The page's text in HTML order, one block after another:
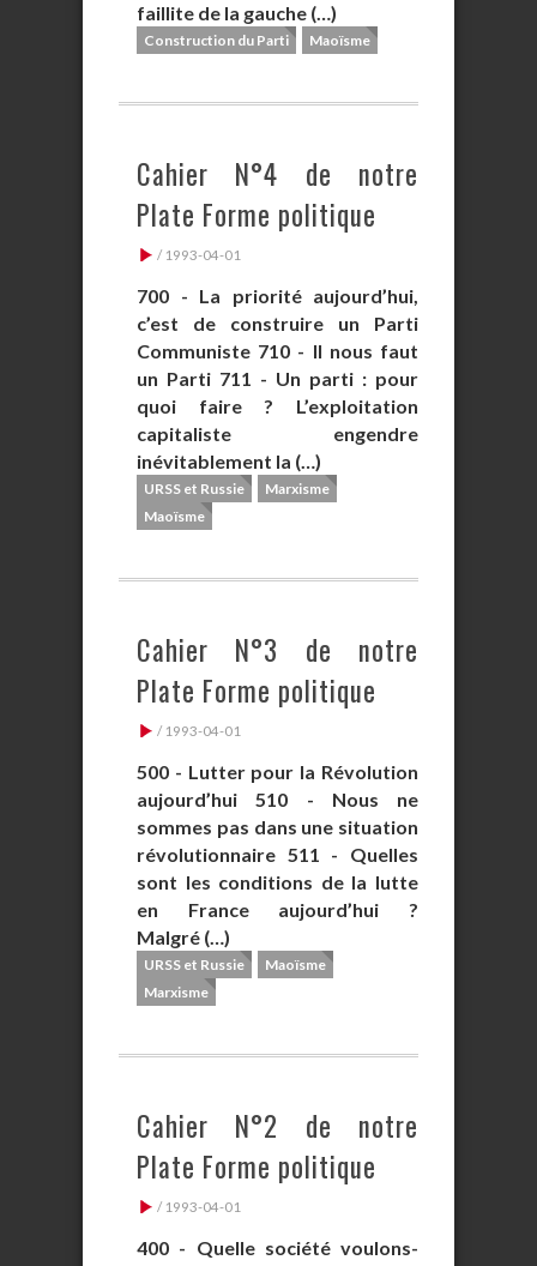
faillite de la gauche (…)
Construction du Parti Maoïsme
Cahier N°4 de notre
Plate Forme politique
/ 1993-04-01
700 - La priorité aujourd’hui,
c’est de construire un Parti
Communiste 710 - Il nous faut
un Parti 711 - Un parti : pour
quoi faire ? L’exploitation
capitaliste engendre
inévitablement la (…)
URSS et Russie
Marxisme
Maoïsme
Cahier N°3 de notre
Plate Forme politique
/ 1993-04-01
500 - Lutter pour la Révolution
aujourd’hui 510 - Nous ne
sommes pas dans une situation
révolutionnaire 511 - Quelles
sont les conditions de la lutte
en France aujourd’hui ?
Malgré (…)
URSS et Russie
Maoïsme
Marxisme
Cahier N°2 de notre
Plate Forme politique
/ 1993-04-01
400 - Quelle société voulons-